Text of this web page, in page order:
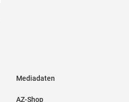
Mediadaten
AZ-Shop